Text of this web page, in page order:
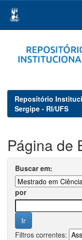
navigation
Repositório
Sergipe - RI/UFS
Página de
Buscar em:
por
Filtros correntes: